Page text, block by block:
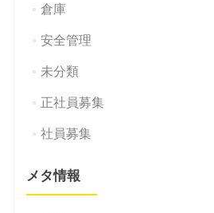
倉庫
安全管理
未分類
正社員募集
社員募集
メタ情報